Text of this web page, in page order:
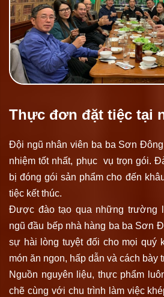
Thực đơn đặt tiệc tại
Đội ngũ nhân viên ba ba Sơn
nhiệm tốt nhất, phục vụ trọn gói.
bị đóng gói sản phẩm cho đến
tiệc kết thúc.
Được đào tạo qua những trường
ngũ đầu bếp nhà hàng ba ba Sơn
sự hài lòng tuyệt đối cho mọi quý
món ăn ngon, hấp dẫn và cách bày
Nguồn nguyên liệu, thực phẩm
chẽ cùng với chu trình làm việc